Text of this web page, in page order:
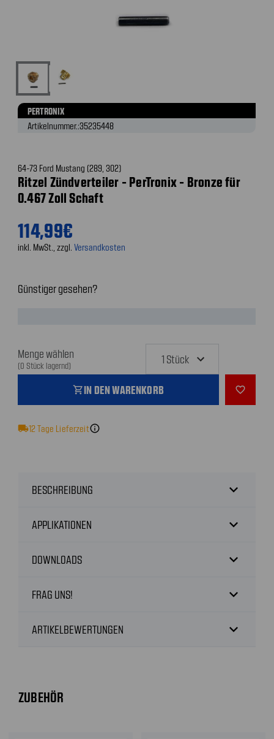
PERTRONIX
Artikelnummer.:35235448
64-73 Ford Mustang (289, 302)
Ritzel Zündverteiler - PerTronix - Bronze für
0.467 Zoll Schaft
114,99€
inkl. MwSt., zzgl. Versandkosten
Günstiger gesehen?
Menge wählen
(0 Stück lagernd)
shopping_cartIN DEN WARENKORB favorite_outline
local_shipping12Tage Lieferzeitinfo
BESCHREIBUNG expand_more
APPLIKATIONEN expand_more
DOWNLOADS expand_more
FRAG UNS! expand_more
ARTIKELBEWERTUNGEN expand_more
ZUBEHÖR